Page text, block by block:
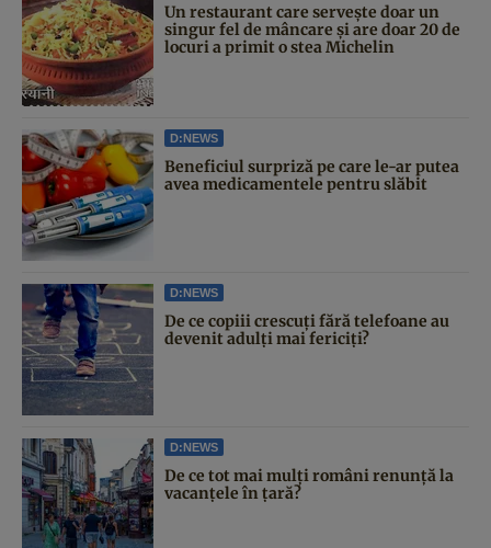
Un restaurant care servește doar un
singur fel de mâncare și are doar 20 de
locuri a primit o stea Michelin
D:NEWS
Beneficiul surpriză pe care le-ar putea
avea medicamentele pentru slăbit
D:NEWS
De ce copiii crescuți fără telefoane au
devenit adulți mai fericiți?
D:NEWS
De ce tot mai mulți români renunță la
vacanțele în țară?